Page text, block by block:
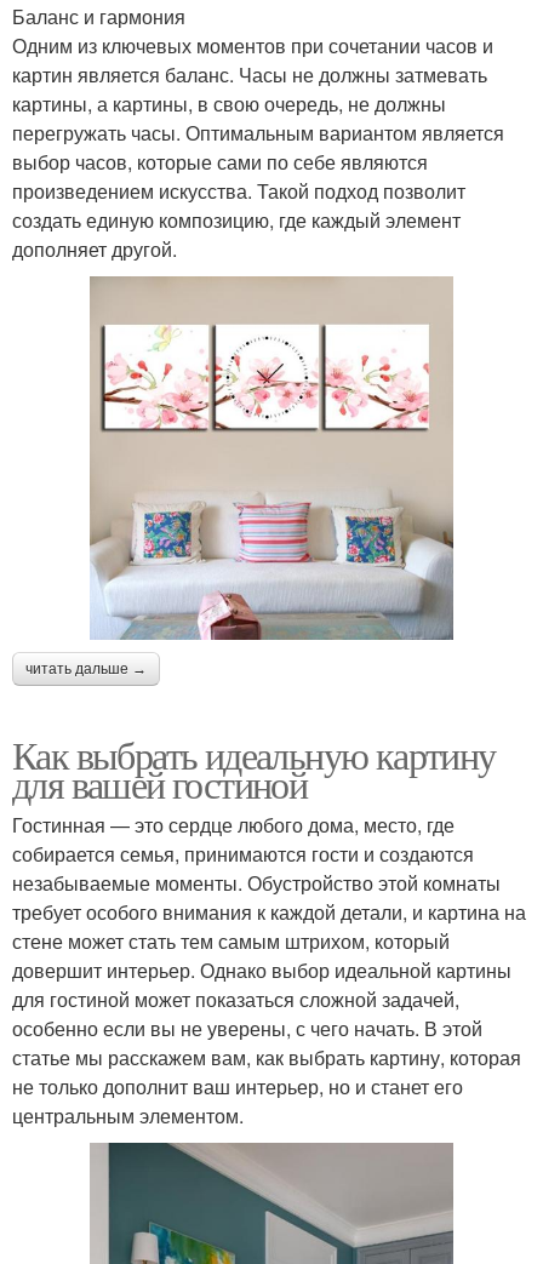
Баланс и гармония
Одним из ключевых моментов при сочетании часов и
картин является баланс. Часы не должны затмевать
картины, а картины, в свою очередь, не должны
перегружать часы. Оптимальным вариантом является
выбор часов, которые сами по себе являются
произведением искусства. Такой подход позволит
создать единую композицию, где каждый элемент
дополняет другой.
читать дальше →
Как выбрать идеальную картину
для вашей гостиной
Гостинная — это сердце любого дома, место, где
собирается семья, принимаются гости и создаются
незабываемые моменты. Обустройство этой комнаты
требует особого внимания к каждой детали, и картина на
стене может стать тем самым штрихом, который
довершит интерьер. Однако выбор идеальной картины
для гостиной может показаться сложной задачей,
особенно если вы не уверены, с чего начать. В этой
статье мы расскажем вам, как выбрать картину, которая
не только дополнит ваш интерьер, но и станет его
центральным элементом.